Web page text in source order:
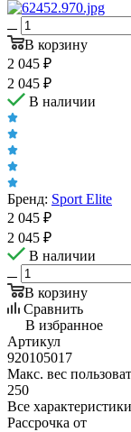
В корзину
2 045 ₽
2 045 ₽
В наличии
Бренд: Sport Elite
2 045 ₽
2 045 ₽
В наличии
В корзину
Сравнить
В избранное
Артикул
920105017
Макс. вес
250
Все характеристики
Рассрочка от